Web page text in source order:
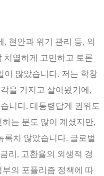
, 현안과 위기 관리 등, 외
치열하게 고민하고 토론
이 많았습니다. 저는 학창
을 가지고 살아왔기에 ,
니다. 대통령답게 권위도
는 분도 많이 계셨지만,
록치 않았습니다. 글로벌
리 , 고환율의 외생적 경
부의 포퓰리즘 정책에 따